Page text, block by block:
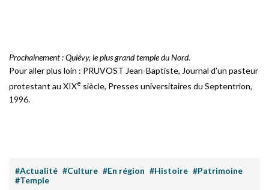
Prochainement : Quiévy, le plus grand temple du Nord.
Pour aller plus loin : PRUVOST Jean-Baptiste, Journal d’un pasteur
protestant au XIXe siècle, Presses universitaires du Septentrion,
1996.
#Actualité #Culture #En région #Histoire #Patrimoine
#Temple